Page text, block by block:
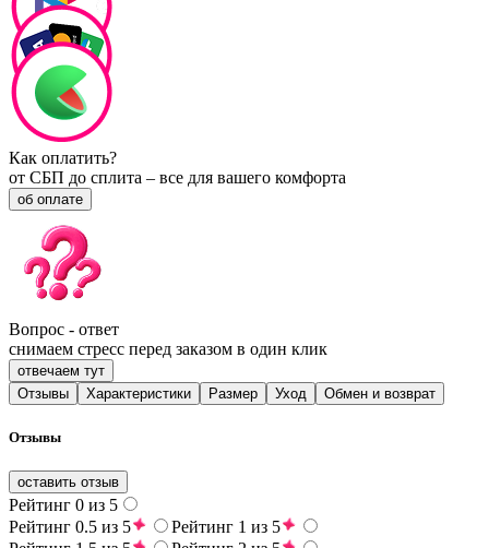
Как оплатить?
от СБП до сплита – все для вашего комфорта
об оплате
Вопрос - ответ
снимаем стресс перед заказом в один клик
отвечаем тут
Отзывы
Характеристики Размер Уход Обмен и возврат
Отзывы
оставить отзыв
Рейтинг 0 из 5
Рейтинг 0.5 из 5
Рейтинг 1 из 5